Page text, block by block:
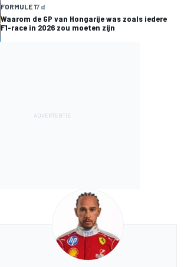
FORMULE 17 d
Waarom de GP van Hongarije was zoals iedere
F1-race in 2026 zou moeten zijn